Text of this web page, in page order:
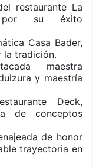
restaurante La
por su éxito
Casa Bader,
la tradición.
maestra
y maestría
Deck,
de conceptos
de honor
trayectoria en